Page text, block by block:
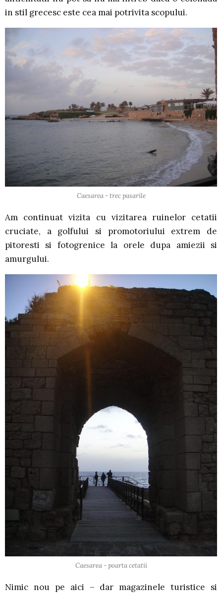
in stil grecesc este cea mai potrivita scopului.
Caesarea - trec pasarile
Am continuat vizita cu vizitarea ruinelor cetatii
cruciate, a golfului si promotoriului extrem de
pitoresti si fotogrenice la orele dupa amiezii si
amurgului.
Caesarea - poarta cetatii
Nimic nou pe aici – dar magazinele turistice si